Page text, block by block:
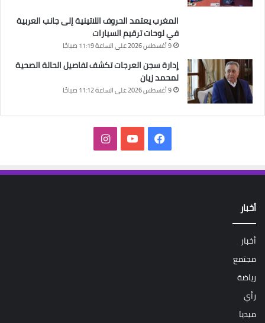
المغرب يعتمد الحروف اللاتينية إلى جانب العربية
في لوحات ترقيم السيارات
9 أغسطس 2026 على الساعة 11:19 صباحًا
إدارة سجن العرجات تكشف تفاصيل الحالة الصحية
لمحمد زيان
9 أغسطس 2026 على الساعة 11:12 صباحًا
فيسبوك‫YouTubeانستقرام
أخبار
أخبار
مجتمع
رياضة
رأي
ميديا